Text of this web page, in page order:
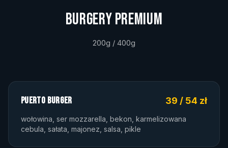
BURGERY PREMIUM
200g / 400g
PUERTO BURGER 39 / 54 zł
wołowina, ser mozzarella, bekon, karmelizowana
cebula, sałata, majonez, salsa, pikle